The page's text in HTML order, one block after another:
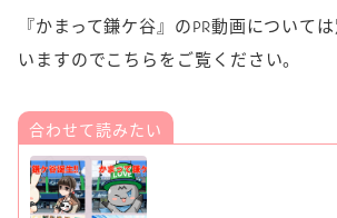
『かまって鎌ケ谷』のPR動画について
いますのでこちらをご覧ください。